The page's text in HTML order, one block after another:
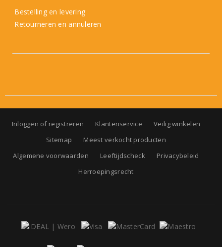
Bestelling en levering
Retourneren en annuleren
Inloggen of registreren Klantenservice
Veilig winkelen
Sitemap
Meest verkocht producten
Algemene voorwaarden
Leeftijdscheck
Privacybeleid
Herroepingsrecht